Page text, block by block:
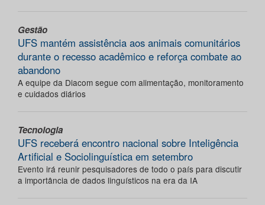
Gestão
UFS mantém assistência aos animais comunitários
durante o recesso acadêmico e reforça combate ao
abandono
A equipe da Diacom segue com alimentação, monitoramento
e cuidados diários
Tecnologia
UFS receberá encontro nacional sobre Inteligência
Artificial e Sociolinguística em setembro
Evento irá reunir pesquisadores de todo o país para discutir
a importância de dados linguísticos na era da IA